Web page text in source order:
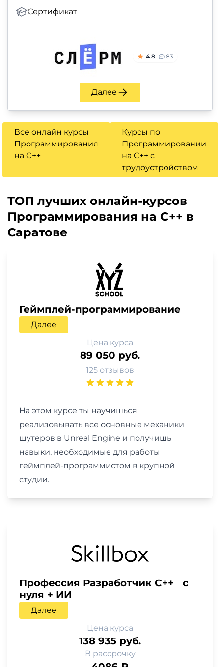
Сертификат
4.8 83
Далее
Все онлайн курсы
Программирования
на C++
Курсы по
Программировании
на C++ с
трудоустройством
ТОП лучших онлайн-курсов
Программирования на C++ в
Саратове
Геймплей-программирование
Далее
Цена курса
89 050 руб.
125 отзывов
На этом курсе ты научишься
реализовывать все основные механики
шутеров в Unreal Engine и получишь
навыки, необходимые для работы
геймплей-программистом в крупной
студии.
Профессия Разработчик С++ с
нуля + ИИ
Далее
Цена курса
138 935 руб.
В рассрочку